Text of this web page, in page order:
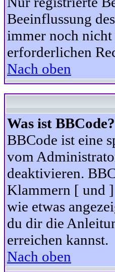
Beeinflussung
immer noch
erforderlichen
Nach oben
Was ist BBCode?
BBCode ist eine
vom
deaktivieren.
Klammern [ und
wie etwas
du dir die
erreichen kannst.
Nach oben